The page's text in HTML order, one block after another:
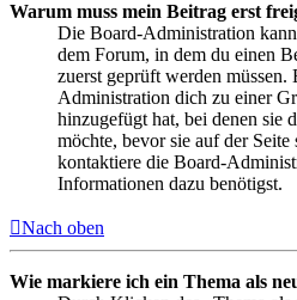
Warum muss mein Beitrag erst
Die Board-Administration kann
dem Forum, in dem du einen
zuerst geprüft werden müssen.
Administration dich zu einer
hinzugefügt hat, bei denen sie
möchte, bevor sie auf der
kontaktiere die Board-
Informationen dazu benötigst.
Nach oben
Wie markiere ich ein Thema als